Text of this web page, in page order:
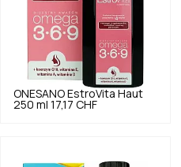
ONESANO EstroVita Haut
250 ml 17,17 CHF